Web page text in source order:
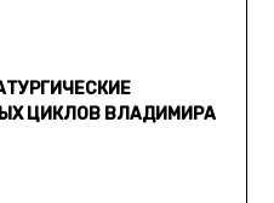
ЦИКЛОВ ВЛАДИМИРА